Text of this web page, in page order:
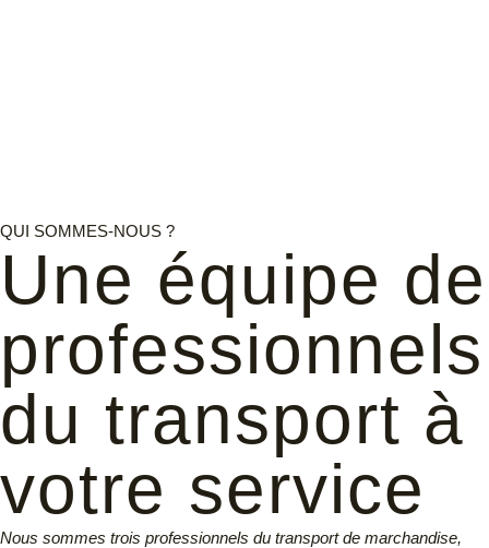
QUI SOMMES-NOUS ?
Une équipe de
professionnels
du transport à
votre service
Nous sommes trois professionnels du transport de marchandise,